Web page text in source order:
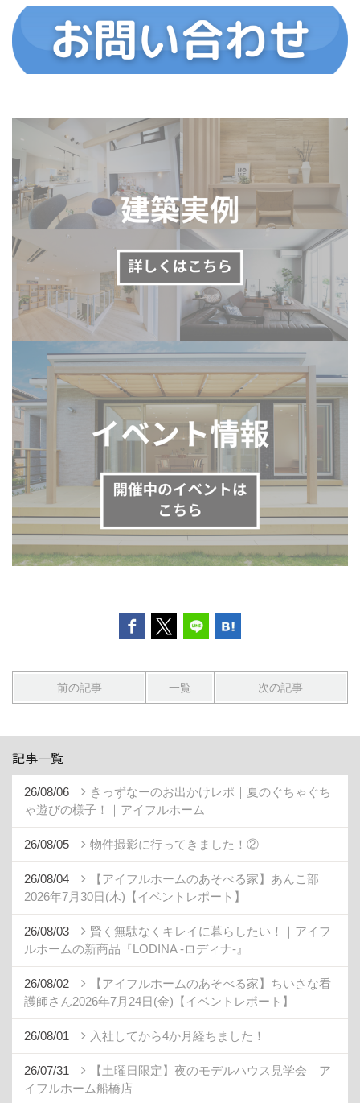
前の記事 一覧 次の記事
記事一覧
26/08/06
きっずなーのお出かけレポ｜夏のぐちゃぐち
ゃ遊びの様子！｜アイフルホーム
26/08/05 物件撮影に行ってきました！②
26/08/04
【アイフルホームのあそべる家】あんこ部
2026年7月30日(木)【イベントレポート】
26/08/03
賢く無駄なくキレイに暮らしたい！｜アイフ
ルホームの新商品『LODINA -ロディナ-』
26/08/02
【アイフルホームのあそべる家】ちいさな看
護師さん2026年7月24日(金)【イベントレポート】
26/08/01 入社してから4か月経ちました！
26/07/31
【土曜日限定】夜のモデルハウス見学会｜ア
イフルホーム船橋店